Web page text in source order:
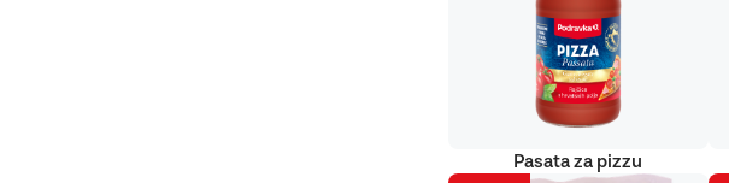
Pasata za pizzu